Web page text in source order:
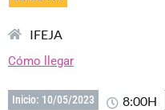
IFEJA
Cómo llegar
Inicio: 10/05/2023 8:00H